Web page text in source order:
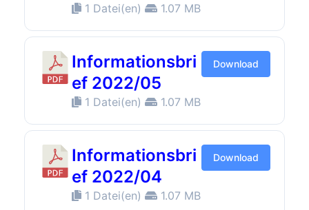
1 Datei(en) 1.07 MB
Informationsbri
ef 2022/05
1 Datei(en) 1.07 MB
Download
Informationsbri
ef 2022/04
1 Datei(en) 1.07 MB
Download